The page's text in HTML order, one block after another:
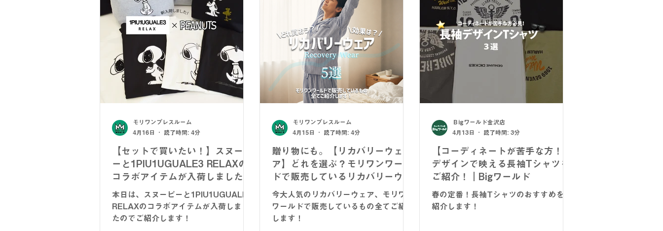
【セットで買いたい！】スヌーピ
ーと1PIU1UGUALE3 RELAXの
コラボアイテムが入荷しました！
本日は、スヌーピーと1PIU1UGUALE3
RELAXのコラボアイテムが入荷しまし
たのでご紹介します！
モリワンプレスルーム
4月16日
読了時間: 4分
贈り物にも。【リカバリーウェ
ア】どれを選ぶ？モリワンワール
ドで販売しているリカバリーウェ
アを全てご紹介！
今大人気のリカバリーウェア、モリワン
ワールドで販売しているもの全てご紹介
します！
モリワンプレスルーム
4月15日
読了時間: 4分
【コーディネートが苦手な方！】
デザインで映える長袖Tシャツを
ご紹介！｜Bigワールド
春の定番！長袖Tシャツのおすすめをご
紹介します！
Ｂigワールド金沢店
4月13日
読了時間: 3分